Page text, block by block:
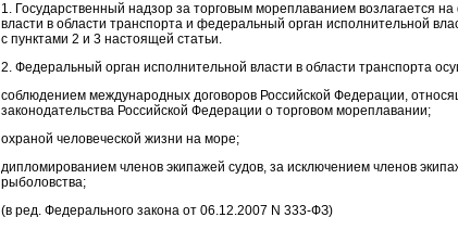
1. Государственный надзор за торговым мореплаванием возлагается
власти в области транспорта и федеральный орган исполнительной
с пунктами 2 и 3 настоящей статьи.
2. Федеральный орган исполнительной власти в области транспорта
соблюдением международных договоров Российской Федерации,
законодательства Российской Федерации о торговом мореплавании;
охраной человеческой жизни на море;
дипломированием членов экипажей судов, за исключением членов
рыболовства;
(в ред. Федерального закона от 06.12.2007 N 333-ФЗ)